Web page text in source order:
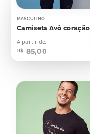
MASCULINO
Camiseta Avô coração
A partir de:
R$ 85,00